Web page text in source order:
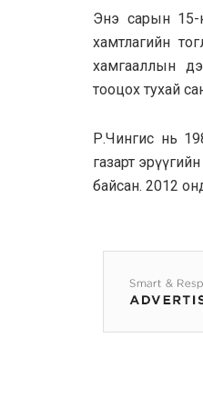
Энэ сарын 15-
хамтлагийн
хамгааллын
тооцох тухай
Р.Чингис нь
газарт эрүүгийн
байсан. 2012